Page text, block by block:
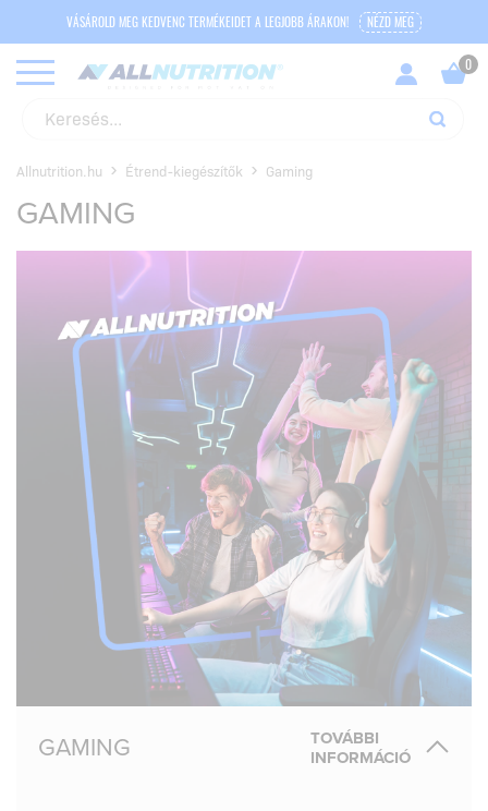
VÁSÁROLD MEG KEDVENC TERMÉKEIDET A LEGJOBB ÁRAKON! NÉZD MEG
Allnutrition.hu Étrend-kiegészítők Gaming
GAMING
GAMING
TOVÁBBI
INFORMÁCIÓ